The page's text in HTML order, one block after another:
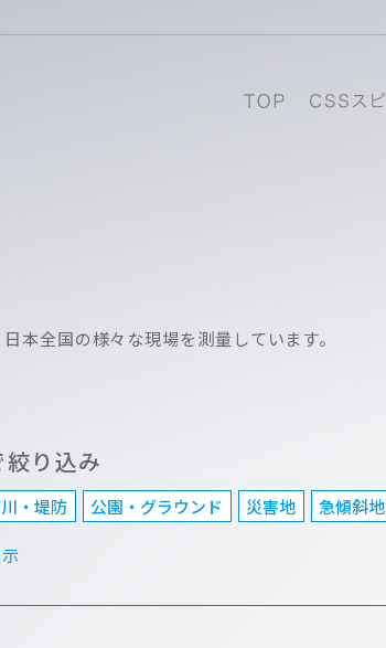
本全国の様々な現場を測量しています。
り込み
・堤防 公園・グラウンド 災害地 急傾斜地